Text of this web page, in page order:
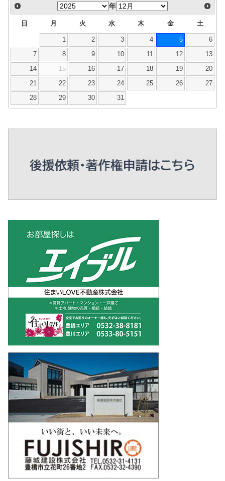
年
日 月 火 水 木 金 土
1 2 3 4 5 6
7 8 9 10 11 12 13
14 15 16 17 18 19 20
21 22 23 24 25 26 27
28 29 30 31